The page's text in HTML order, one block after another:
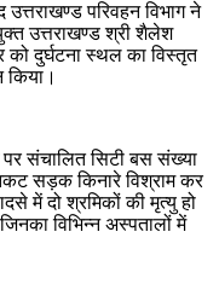
परिवहन विभाग ने
उत्तराखण्ड श्री शैलेश
को दुर्घटना स्थल का विस्तृत
किया।
पर संचालित सिटी बस संख्या
सड़क किनारे विश्राम कर
में दो श्रमिकों की मृत्यु हो
विभिन्न अस्पतालों में